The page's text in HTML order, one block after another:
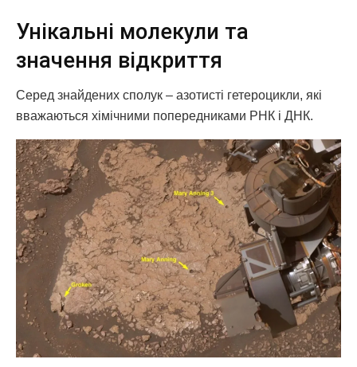
Унікальні молекули та
значення відкриття
Серед знайдених сполук – азотисті гетероцикли, які
вважаються хімічними попередниками РНК і ДНК.